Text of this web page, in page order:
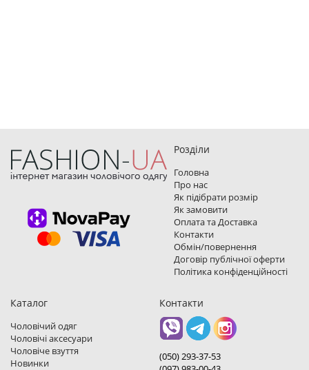
Розділи
Головна
Про нас
Як підібрати розмір
Як замовити
Оплата та Доставка
Контакти
Обмін/повернення
Договір публічної оферти
Політика конфіденційності
Каталог
Чоловічий одяг
Чоловічі аксесуари
Чоловіче взуття
Новинки
Контакти
(050) 293-37-53